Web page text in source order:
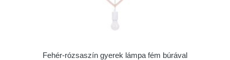
Fehér-rózsaszín gyerek lámpa fém búrával